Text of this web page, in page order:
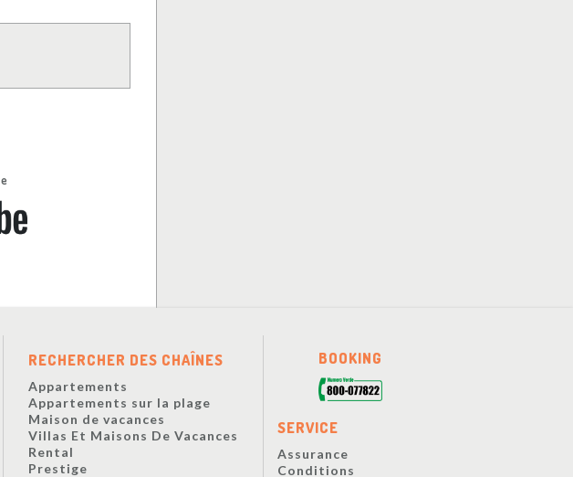
RECHERCHER DES CHAÎNES
Appartements
Appartements sur la plage
Maison de vacances
Villas Et Maisons De Vacances
Rental
Prestige
BOOKING
SERVICE
Assurance
Conditions